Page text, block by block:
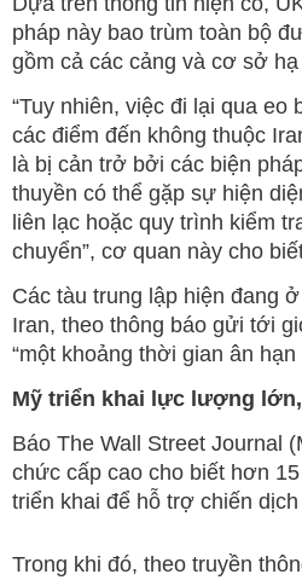
pháp này bao trùm toàn bộ
gồm cả các cảng và cơ sở
“Tuy nhiên, việc đi lại qua
các điểm đến không thuộc
là bị cản trở bởi các biện
thuyền có thể gặp sự hiện
liên lạc hoặc quy trình kiểm
chuyển”, cơ quan này cho
Các tàu trung lập hiện đang
Iran, theo thông báo gửi tới
“một khoảng thời gian ân
Mỹ triển khai lực lượng
Báo The Wall Street Journal
chức cấp cao cho biết hơn
triển khai để hỗ trợ chiến dịch
Trong khi đó, theo truyền